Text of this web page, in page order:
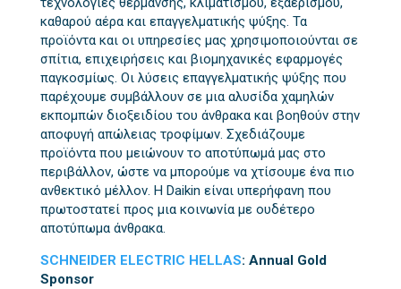
καθαρού αέρα και επαγγελματικής ψύξης. Τα
προϊόντα και οι υπηρεσίες μας χρησιμοποιούνται σε
σπίτια, επιχειρήσεις και βιομηχανικές εφαρμογές
παγκοσμίως. Οι λύσεις επαγγελματικής ψύξης που
παρέχουμε συμβάλλουν σε μια αλυσίδα χαμηλών
εκπομπών διοξειδίου του άνθρακα και βοηθούν στην
αποφυγή απώλειας τροφίμων. Σχεδιάζουμε
προϊόντα που μειώνουν το αποτύπωμά μας στο
περιβάλλον, ώστε να μπορούμε να χτίσουμε ένα πιο
ανθεκτικό μέλλον. Η Daikin είναι υπερήφανη που
πρωτοστατεί προς μια κοινωνία με ουδέτερο
αποτύπωμα άνθρακα.
SCHNEIDER ELECTRIC HELLAS: Annual Gold
Sponsor